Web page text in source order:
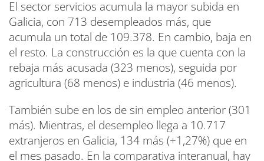
El sector servicios acumula la mayor subida en
Galicia, con 713 desempleados más, que
acumula un total de 109.378. En cambio, baja en
el resto. La construcción es la que cuenta con la
rebaja más acusada (323 menos), seguida por
agricultura (68 menos) e industria (46 menos).
También sube en los de sin empleo anterior (301
más). Mientras, el desempleo llega a 10.717
extranjeros en Galicia, 134 más (+1,27%) que en
el mes pasado. En la comparativa interanual, hay